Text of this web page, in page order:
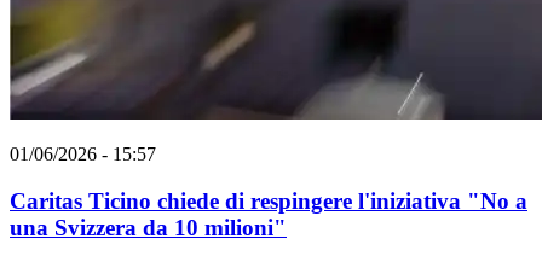
01/06/2026 - 15:57
Caritas Ticino chiede di respingere l'iniziativa "No a
una Svizzera da 10 milioni"